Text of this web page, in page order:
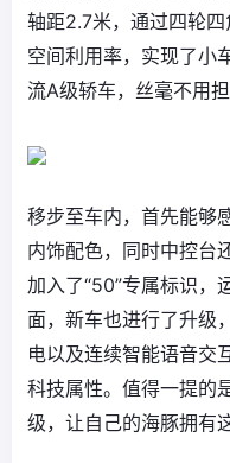
轴距2.7米，通过四轮
空间利用率，实现了小
流A级轿车，丝毫不用担
移步至车内，首先能够
内饰配色，同时中控台
加入了“50”专属标识，
面，新车也进行了升级
电以及连续智能语音交
科技属性。值得一提的
级，让自己的海豚拥有